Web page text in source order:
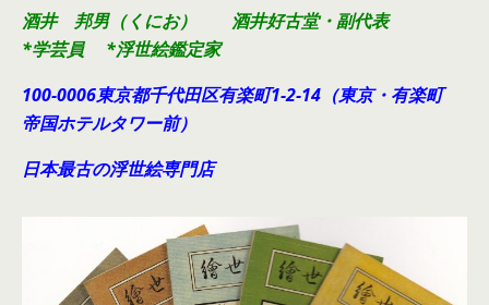
酒井 邦男（くにお） 酒井好古堂・副代表
*学芸員 *浮世絵鑑定家
100-0006東京都千代田区有楽町1-2-14（東京・有楽町
帝国ホテルタワー前）
日本最古の浮世絵専門店